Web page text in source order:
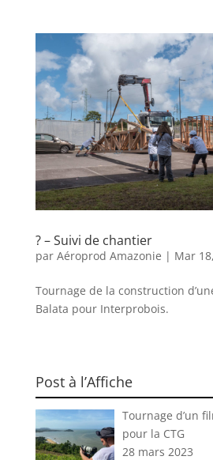
? – Suivi de chantier
par Aéroprod Amazonie | Mar
Tournage de la construction
Balata pour Interprobois.
Post à l’Affiche
Tournage d’un
pour la CTG
28 mars 2023